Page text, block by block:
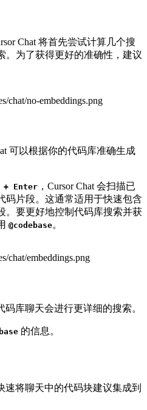
Chat 将首先尝试计算几个搜
。为了获得更好的准确性，建议
可以根据你的代码库准确生成
Enter ，Cursor Chat 会扫描已
码片段。这通常适用于快速包含
。要更好地控制代码库搜索并获
@codebase。
码库聊天会进行更详细的搜索。
的信息。
速将聊天中的代码块建议集成到